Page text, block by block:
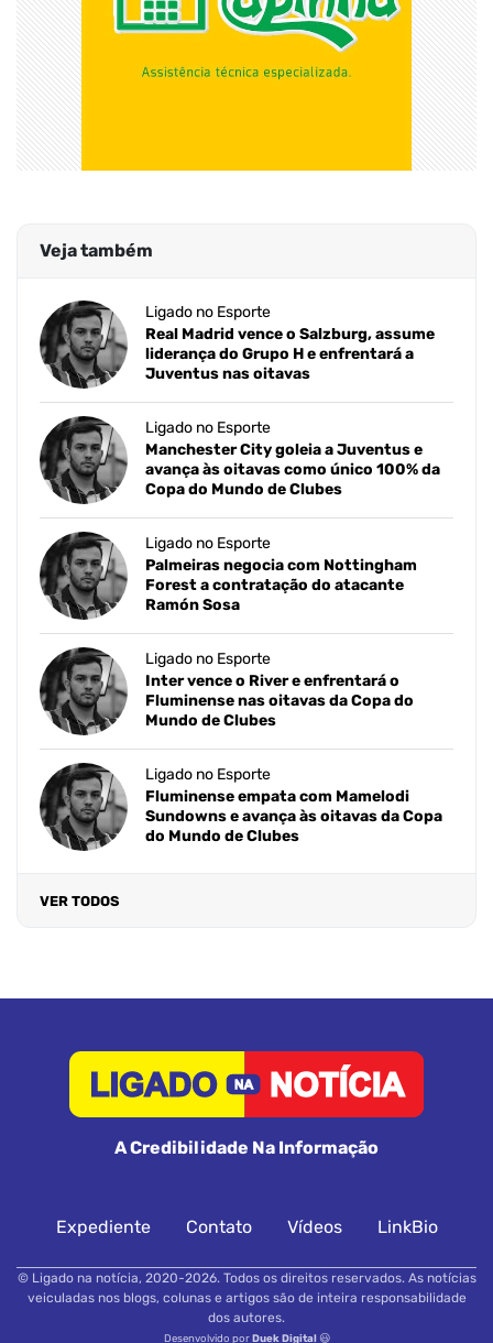
Veja também
Ligado no Esporte
Real Madrid vence o Salzburg, assume
liderança do Grupo H e enfrentará a
Juventus nas oitavas
Ligado no Esporte
Manchester City goleia a Juventus e
avança às oitavas como único 100% da
Copa do Mundo de Clubes
Ligado no Esporte
Palmeiras negocia com Nottingham
Forest a contratação do atacante
Ramón Sosa
Ligado no Esporte
Inter vence o River e enfrentará o
Fluminense nas oitavas da Copa do
Mundo de Clubes
Ligado no Esporte
Fluminense empata com Mamelodi
Sundowns e avança às oitavas da Copa
do Mundo de Clubes
VER TODOS
A Credibilidade Na Informação
Expediente Contato Vídeos LinkBio
© Ligado na notícia, 2020-2026. Todos os direitos reservados. As notícias
veiculadas nos blogs, colunas e artigos são de inteira responsabilidade
dos autores.
Desenvolvido porDuek Digital😃